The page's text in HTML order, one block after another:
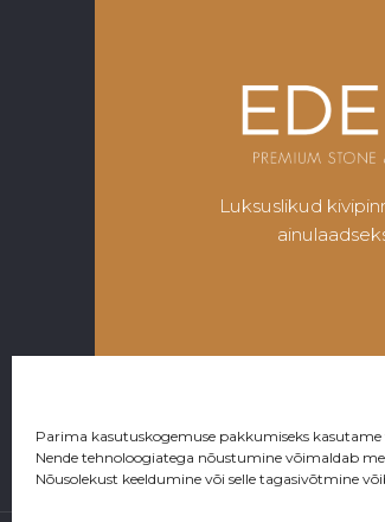
Parima kasutuskogemuse pakkumiseks kasutame
Nende tehnoloogiatega nõustumine võimaldab
Nõusolekust keeldumine või selle tagasivõtmine
Luksuslikud